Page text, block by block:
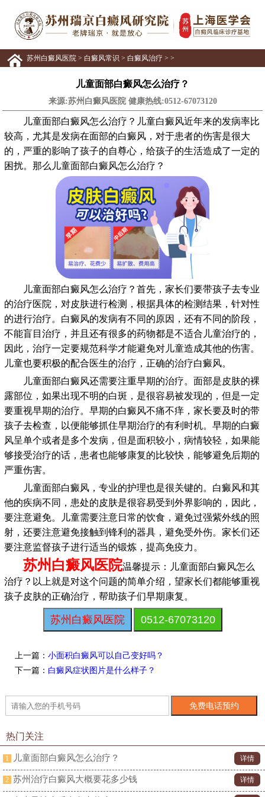
苏州白癜风医院> 白癜风常识 > 白癜风治疗 > >
儿童面部白癜风怎么治疗？
来源:苏州白癜风医院 健康热线:0512-67073120
儿童面部白癜风怎么治疗？儿童白癜风近年来的发病率比
较高，尤其是发病在面部的白癜风，对于患者的伤害是很大
的，严重的影响了孩子的自尊心，给孩子的生活造成了一定的
困扰。那么儿童面部白癜风怎么治疗？
儿童面部白癜风怎么治疗？首先，家长们要带孩子去专业
的治疗医院，对皮肤进行检测，根据具体的检测结果，针对性
的进行治疗。白癜风的发病有不同的原因，还有不同的阶段，
不能盲目治疗，并且还有很多的药物都是不适合儿童治疗的，
因此，治疗一定要规范科学才能避免对儿童造成其他的伤害。
儿童也要积极的配合医生的治疗，正确的治疗白癜风。
儿童面部白癜风还需要注重早期的治疗。面部是皮肤的裸
露部位，如果出现不明的白斑，是很容易被发现的，但是一定
要重视早期的治疗。早期的白癜风不痛不痒，家长要及时的带
孩子去检查，以便能够抓住早期治疗的有利时机。早期的白癜
风呈单个或者是多个发病，但是面积较小，病情较轻，如果能
够接受治疗的话，患者也能够康复的比较快，能够避免后期的
严重伤害。
儿童面部白癜风，专业的护理也是很关键的。白癜风和其
他的疾病不同，患处的皮肤是很容易受到外界影响的，因此，
要注意避免。儿童需要注意日常的饮食，避免过强紫外线的照
射，还要注意避免接触到锋利的器具，避免受外伤。家长们还
要注意监督孩子进行适当的锻炼，提高免疫力。
苏州白癜风医院温馨提示：儿童面部白癜风怎么
治疗？以上就是对这个问题的简单介绍，望家长们都能够重视
孩子皮肤的正确治疗，帮助孩子们早期康复。
苏州白癜风医院 0512-67073120
上一篇：小面积白癜风可以自己变好吗？
下一篇： 白癜风症状图片是什么样子？
热门关注
1 儿童面部白癜风怎么治疗？ 详情
2 苏州治疗白癜风大概要花多少钱 详情